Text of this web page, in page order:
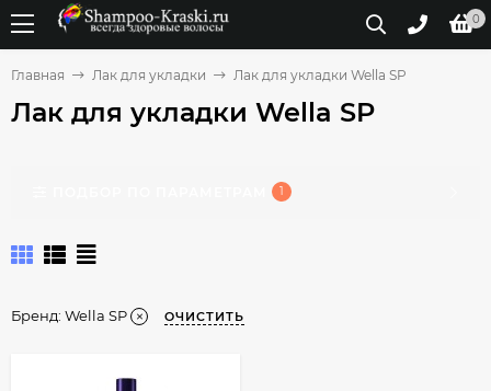
0
Главная Лак для укладки Лак для укладки Wella SP
Лак для укладки Wella SP
1
Бренд: Wella SP ОЧИСТИТЬ